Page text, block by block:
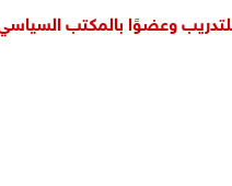
بالمكتب السياسي لـ«العدل»